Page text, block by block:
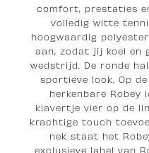
comfort, prestaties
volledig witte
hoogwaardig
aan, zodat jij koel en
wedstrijd. De ronde
sportieve look. Op
herkenbare Robey
klavertje vier op de
krachtige touch
nek staat het
exclusieve label van